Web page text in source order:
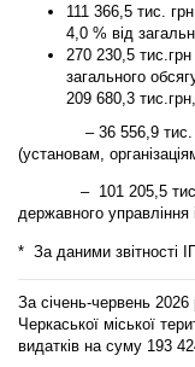
111 366,5 тис.
4,0 % від
270 230,5
загального
209 680,3
– 36 556,9
(установам,
– 101 205,5
державного управління
* За даними звітності
За січень-червень
Черкаської міської
видатків на суму 193